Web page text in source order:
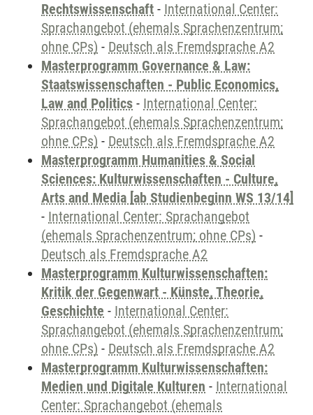
Rechtswissenschaft - International Center:
Sprachangebot (ehemals Sprachenzentrum;
ohne CPs) - Deutsch als Fremdsprache A2
Masterprogramm Governance & Law:
Staatswissenschaften - Public Economics,
Law and Politics - International Center:
Sprachangebot (ehemals Sprachenzentrum;
ohne CPs) - Deutsch als Fremdsprache A2
Masterprogramm Humanities & Social
Sciences: Kulturwissenschaften - Culture,
Arts and Media [ab Studienbeginn WS 13/14]
- International Center: Sprachangebot
(ehemals Sprachenzentrum; ohne CPs) -
Deutsch als Fremdsprache A2
Masterprogramm Kulturwissenschaften:
Kritik der Gegenwart - Künste, Theorie,
Geschichte - International Center:
Sprachangebot (ehemals Sprachenzentrum;
ohne CPs) - Deutsch als Fremdsprache A2
Masterprogramm Kulturwissenschaften:
Medien und Digitale Kulturen - International
Center: Sprachangebot (ehemals